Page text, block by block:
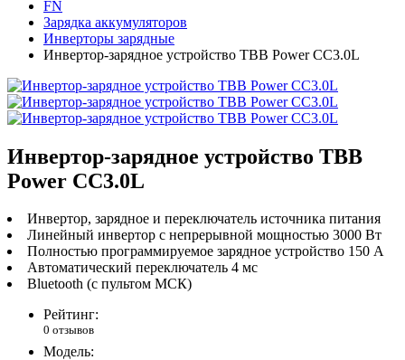
FN
Зарядка аккумуляторов
Инверторы зарядные
Инвертор-зарядное устройство TBB Power CC3.0L
Инвертор-зарядное устройство TBB
Power CC3.0L
Инвертор, зарядное и переключатель источника питания
Линейный инвертор с непрерывной мощностью 3000 Вт
Полностью программируемое зарядное устройство 150 А
Автоматический переключатель 4 мс
Bluetooth (с пультом МСК)
Рейтинг:
0 отзывов
Модель: